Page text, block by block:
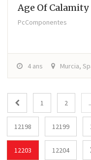
Age Of Calamity
PcComponentes
4 ans Murcia,
1 2
12198 12199
12203 12204